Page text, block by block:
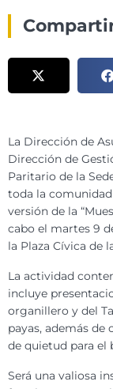
La Dirección de
Dirección de
Paritario de la
toda la
versión de la
cabo el martes 9
la Plaza Cívica de
La actividad
incluye
organillero y del
payas, además de
de quietud para el
Será una valiosa